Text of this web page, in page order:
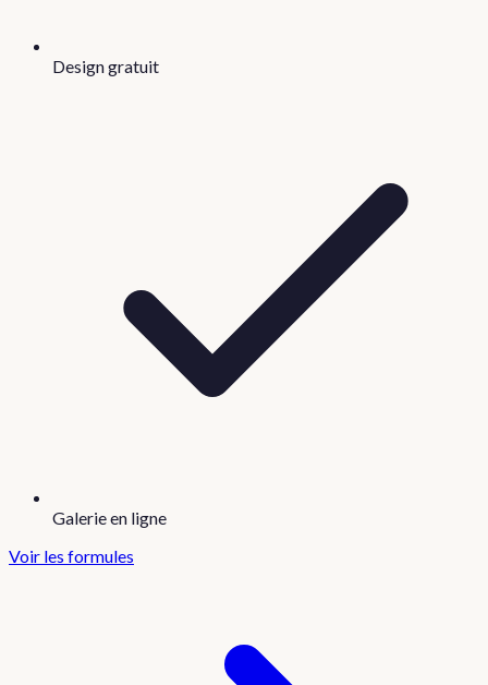
Design gratuit
Galerie en ligne
Voir les formules